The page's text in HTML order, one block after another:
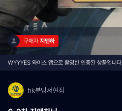
구매자 지앤하
WYYYES 와이스 앱으로 촬영한 인증된 상품입니다
hk분당서현점